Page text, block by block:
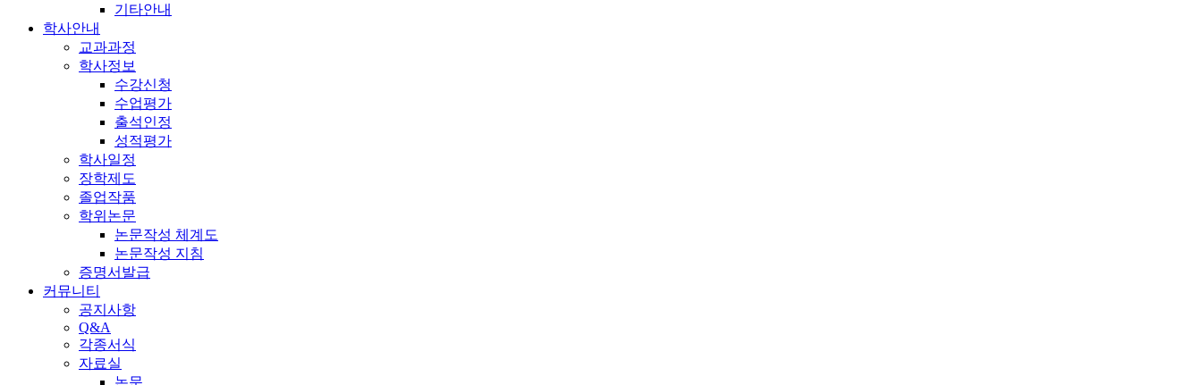
기타안내
학사안내
교과과정
학사정보
수강신청
수업평가
출석인정
성적평가
학사일정
장학제도
졸업작품
학위논문
논문작성 체계도
논문작성 지침
증명서발급
커뮤니티
공지사항
Q&A
각종서식
자료실
논문